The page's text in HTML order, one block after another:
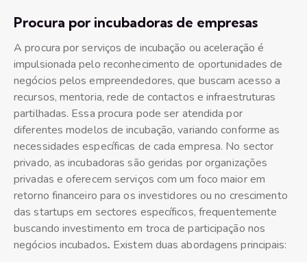
Procura por incubadoras de empresas
A procura por serviços de incubação ou aceleração é
impulsionada pelo reconhecimento de oportunidades de
negócios pelos empreendedores, que buscam acesso a
recursos, mentoria, rede de contactos e infraestruturas
partilhadas. Essa procura pode ser atendida por
diferentes modelos de incubação, variando conforme as
necessidades específicas de cada empresa. No sector
privado, as incubadoras são geridas por organizações
privadas e oferecem serviços com um foco maior em
retorno financeiro para os investidores ou no crescimento
das startups em sectores específicos, frequentemente
buscando investimento em troca de participação nos
negócios incubados. Existem duas abordagens principais: